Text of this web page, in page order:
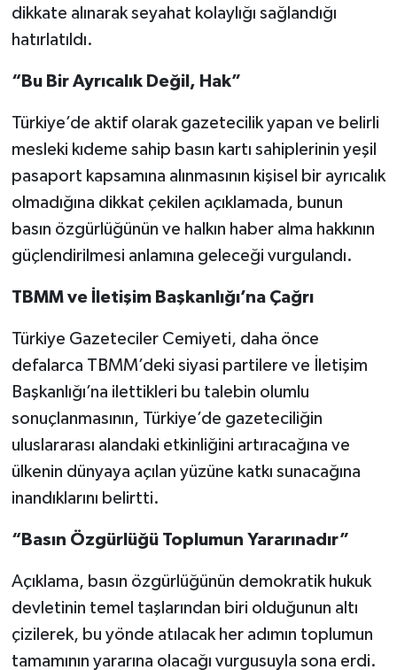
dikkate alınarak seyahat kolaylığı sağlandığı
hatırlatıldı.
“Bu Bir Ayrıcalık Değil, Hak”
Türkiye’de aktif olarak gazetecilik yapan ve belirli
mesleki kıdeme sahip basın kartı sahiplerinin yeşil
pasaport kapsamına alınmasının kişisel bir ayrıcalık
olmadığına dikkat çekilen açıklamada, bunun
basın özgürlüğünün ve halkın haber alma hakkının
güçlendirilmesi anlamına geleceği vurgulandı.
TBMM ve İletişim Başkanlığı’na Çağrı
Türkiye Gazeteciler Cemiyeti, daha önce
defalarca TBMM’deki siyasi partilere ve İletişim
Başkanlığı’na ilettikleri bu talebin olumlu
sonuçlanmasının, Türkiye’de gazeteciliğin
uluslararası alandaki etkinliğini artıracağına ve
ülkenin dünyaya açılan yüzüne katkı sunacağına
inandıklarını belirtti.
“Basın Özgürlüğü Toplumun Yararınadır”
Açıklama, basın özgürlüğünün demokratik hukuk
devletinin temel taşlarından biri olduğunun altı
çizilerek, bu yönde atılacak her adımın toplumun
tamamının yararına olacağı vurgusuyla sona erdi.